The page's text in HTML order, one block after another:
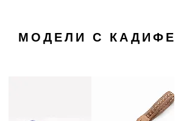
МОДЕЛИ С КАДИФЕ